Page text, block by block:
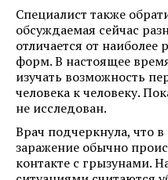
Специалист также
обсуждаемая сейчас
отличается от
форм. В настоящее
изучать возможность
человека к человеку.
не исследован.
Врач подчеркнула, что
заражение обычно
контакте с грызунами.